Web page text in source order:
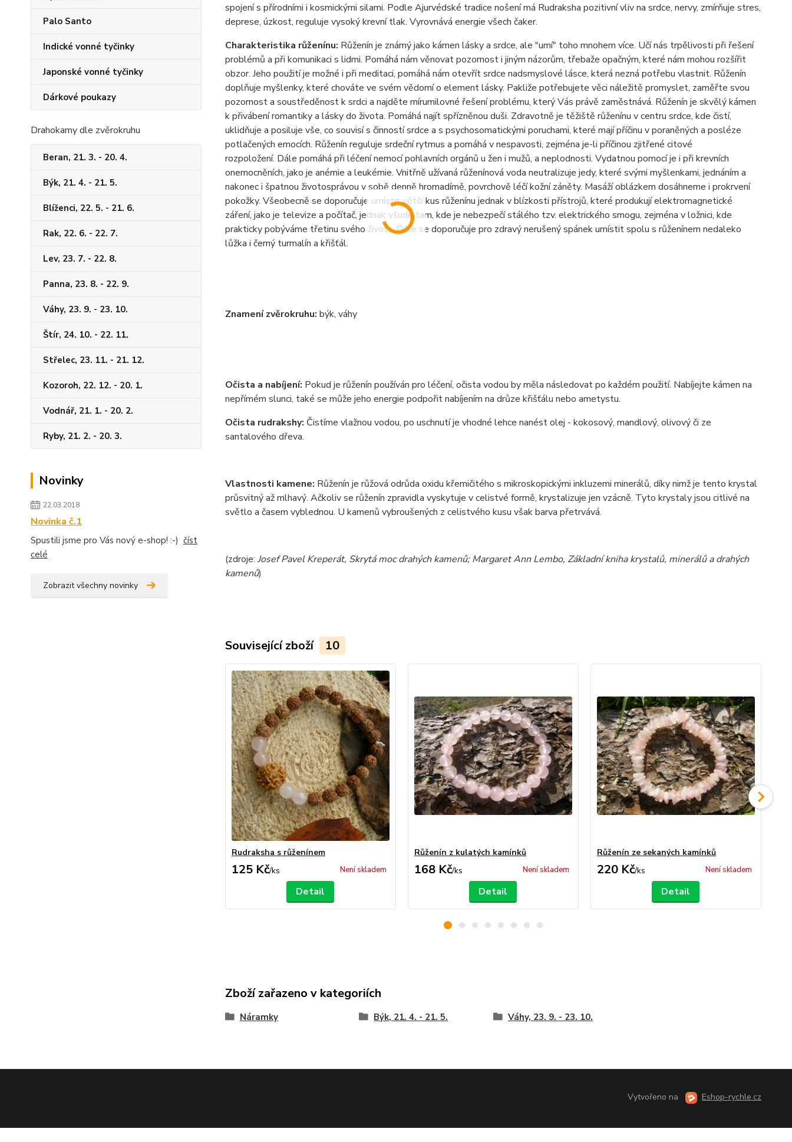
Palo Santo
Indické vonné tyčinky
Japonské vonné tyčinky
Dárkové poukazy
Drahokamy dle zvěrokruhu
Beran, 21. 3. - 20. 4.
Býk, 21. 4. - 21. 5.
Blíženci, 22. 5. - 21. 6.
Rak, 22. 6. - 22. 7.
Lev, 23. 7. - 22. 8.
Panna, 23. 8. - 22. 9.
Váhy, 23. 9. - 23. 10.
Štír, 24. 10. - 22. 11.
Střelec, 23. 11. - 21. 12.
Kozoroh, 22. 12. - 20. 1.
Vodnář, 21. 1. - 20. 2.
Ryby, 21. 2. - 20. 3.
Novinky
22.03.2018
Novinka č.1
Spustili jsme pro Vás nový e-shop! :-) číst
celé
Zobrazit všechny novinky
spojení s přírodními i kosmickými silami. Podle Ajurvédské tradice nošení má Rudraksha pozitivní vliv na srdce, nervy, zmírňuje stres,
deprese, úzkost, reguluje vysoký krevní tlak. Vyrovnává energie všech čaker.
Charakteristika růženínu: Růženín je známýjako kámen lásky a srdce, ale "umí" toho mnohem více. Učínás trpělivosti při řešení
problémů a při komunikaci s lidmi. Pomáhá nám věnovat pozornost i jiným názorům, třebaže opačným, které nám mohou rozšířit
obzor. Jeho použitíje možné i při meditaci, pomáhá nám otevřít srdce nadsmyslové lásce, která nezná potřebu vlastnit. Růženín
doplňuje myšlenky, které chováte ve svém vědomío element lásky. Pakliže potřebujete věci náležitě promyslet, zaměřte svou
pozornost a soustředěnost k srdci a najděte mírumilovné řešeníproblému, kterýVás právě zaměstnává. Růženín je skvělýkámen
k přivábeníromantiky a lásky do života. Pomáhá najít spřízněnou duši. Zdravotně je těžiště růženínu v centru srdce, kde čistí,
uklidňuje a posiluje vše, co souvisís činnostísrdce a s psychosomatickými poruchami, které majípříčinu v poraněných a posléze
potlačených emocích. Růženín reguluje srdečnírytmus a pomáhá v nespavosti, zejména je-li příčinou zjitřené citové
rozpoložení. Dále pomáhá při léčenínemocípohlavních orgánů u žen i mužů, a neplodnosti. Vydatnou pomocíje i při krevních
onemocněních, jako je anémie a leukémie. Vnitřně užívaná růženínová voda neutralizuje jedy, které svými myšlenkami, jednáním a
nakonec i špatnou životosprávou v sobě denně hromadímě, povrchově léčíkožnízáněty. Masážíoblázkem dosáhneme i prokrvení
pokožky. Všeobecně se doporučuje umístit většíkus růženínu jednak v blízkosti přístrojů, které produkujíelektromagnetické
záření, jako je televize a počítač, jednak všude tam, kde je nebezpečístálého tzv. elektrického smogu, zejména v ložnici, kde
prakticky pobýváme třetinu svého života. Dále se doporučuje pro zdravýnerušenýspánek umístit spolu s růženínem nedaleko
lůžka i černýturmalín a křišťál.
Znamení zvěrokruhu: býk, váhy
Očista a nabíjení: Pokud je růženín používán pro léčení, očista vodou by měla následovat po každém použití. Nabíjejte kámen na
nepřímém slunci, také se může jeho energie podpořit nabíjením na drůze křišťálu nebo ametystu.
Očista rudrakshy: Čistíme vlažnou vodou, po uschnutíje vhodné lehce nanést olej - kokosový, mandlový, olivovýči ze
santalového dřeva.
Vlastnosti kamene: Růženín je růžová odrůda oxidu křemičitého s mikroskopickými inkluzemi minerálů, díky nimž je tento krystal
průsvitnýaž mlhavý. Ačkoliv se růženín zpravidla vyskytuje v celistvé formě, krystalizuje jen vzácně. Tyto krystaly jsou citlivé na
světlo a časem vyblednou. U kamenů vybroušených z celistvého kusu však barva přetrvává.
(zdroje: Josef Pavel Kreperát, Skrytá moc drahých kamenů; Margaret Ann Lembo, Základní kniha krystalů, minerálů a drahých
kamenů)
Související zboží 10
Rudraksha s růženínem
125 Kč/ks Není skladem
Detail
Růženín z kulatých kamínků
168 Kč/ks Není skladem
Detail
Růženín ze sekaných kamínků
220 Kč/ks Není skladem
Detail
Zboží zařazeno v kategoriích
Náramky Býk, 21. 4. - 21. 5. Váhy, 23. 9. - 23. 10.
Vytvořeno na Eshop-rychle.cz